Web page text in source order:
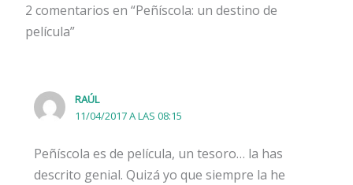
2 comentarios en “Peñíscola: un destino de
película”
RAÚL
11/04/2017 A LAS 08:15
Peñíscola es de película, un tesoro… la has
descrito genial. Quizá yo que siempre la he